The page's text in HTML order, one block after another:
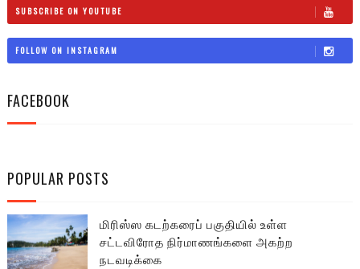
SUBSCRIBE ON YOUTUBE
FOLLOW ON INSTAGRAM
FACEBOOK
POPULAR POSTS
மிரிஸ்ஸ கடற்கரைப் பகுதியில் உள்ள
சட்டவிரோத நிர்மாணங்களை அகற்ற
நடவடிக்கை